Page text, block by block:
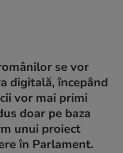
se vor
digitală, începând
vor mai primi
doar pe baza
unui proiect
în Parlament.